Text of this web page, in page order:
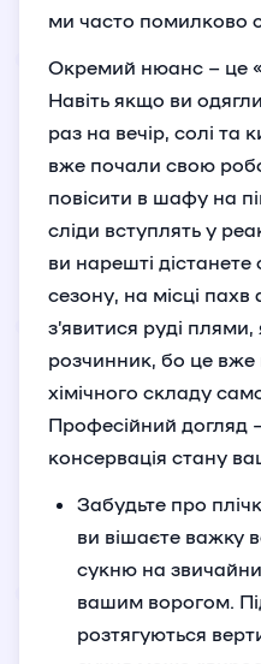
ми часто помилково
Окремий нюанс – це
Навіть якщо ви
раз на вечір, солі та
вже почали свою
повісити в шафу на
сліди вступлять у
ви нарешті
сезону, на місці
з’явитися руді
розчинник, бо це вже
хімічного складу
Професійний догляд
консервація стану
Забудьте про
ви вішаєте важку
сукню на
вашим ворогом.
розтягуються